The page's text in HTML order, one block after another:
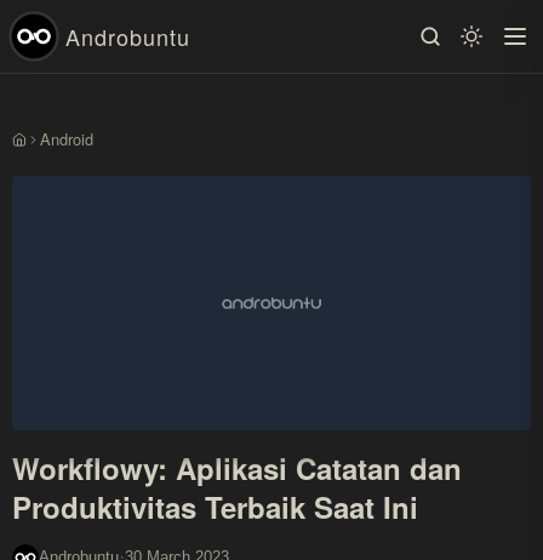
Androbuntu
BerandaAndroid
Workflowy: Aplikasi Catatan dan
Produktivitas Terbaik Saat Ini